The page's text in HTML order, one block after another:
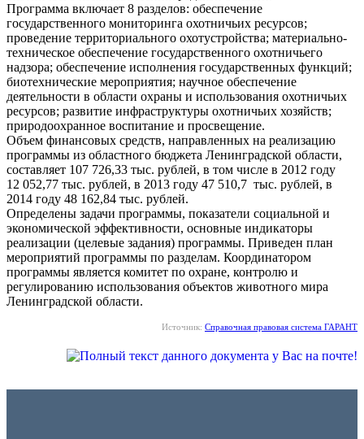
Программа включает 8 разделов: обеспечение
государственного мониторинга охотничьих ресурсов;
проведение территориального охотустройства; материально-
техническое обеспечение государственного охотничьего
надзора; обеспечение исполнения государственных функций;
биотехнические мероприятия; научное обеспечение
деятельности в области охраны и использования охотничьих
ресурсов; развитие инфраструктуры охотничьих хозяйств;
природоохранное воспитание и просвещение.
Объем финансовых средств, направленных на реализацию
программы из областного бюджета Ленинградской области,
составляет 107 726,33 тыс. рублей, в том числе в 2012 году
12 052,77 тыс. рублей, в 2013 году 47 510,7 тыс. рублей, в
2014 году 48 162,84 тыс. рублей.
Определены задачи программы, показатели социальной и
экономической эффективности, основные индикаторы
реализации (целевые задания) программы. Приведен план
мероприятий программы по разделам. Координатором
программы является комитет по охране, контролю и
регулированию использования объектов животного мира
Ленинградской области.
Источник: Справочная правовая система ГАРАНТ